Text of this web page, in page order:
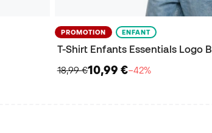
PROMOTION ENFANT
T-Shirt Enfants Essentials Logo B
18,99 €10,99 €−42%